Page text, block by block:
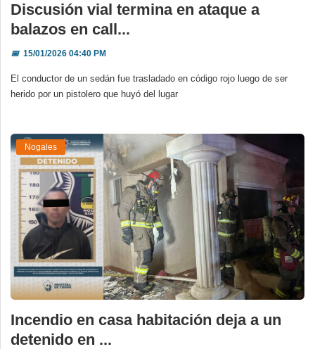
Discusión vial termina en ataque a
balazos en call...
📅15/01/2026 04:40 PM
El conductor de un sedán fue trasladado en código rojo luego de ser
herido por un pistolero que huyó del lugar
Nogales
Incendio en casa habitación deja a un
detenido en ...